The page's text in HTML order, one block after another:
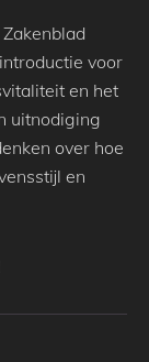
voor
en het
uitnodiging
over hoe
en